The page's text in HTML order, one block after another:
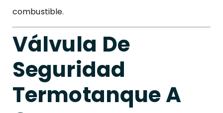
combustible.
Válvula De
Seguridad
Termotanque A